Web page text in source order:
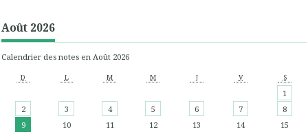
Août 2026
Calendrier des notes en Août 2026
D L M M J V S
1
2
3 4 5 6 7
8
9
10 11 12 13 14
15